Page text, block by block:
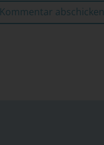
Kommentar abschicken